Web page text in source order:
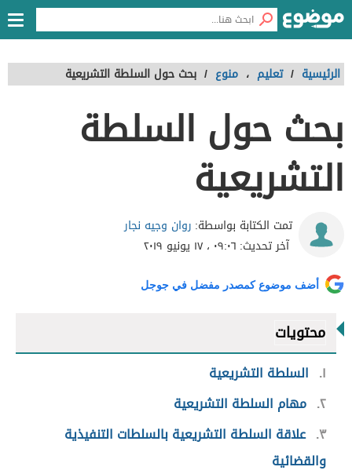
الرئيسية / تعليم ، منوع / بحث حول السلطة التشريعية
بحث حول السلطة
التشريعية
تمت الكتابة بواسطة: روان وجيه نجار
آخر تحديث: ٠٩:٠٦ ، ١٧ يونيو ٢٠١٩
أضف موضوع كمصدر مفضل في جوجل
محتويات
١
السلطة التشريعية
٢ مهام السلطة التشريعية
٣ علاقة السلطة التشريعية بالسلطات التنفيذية
والقضائية